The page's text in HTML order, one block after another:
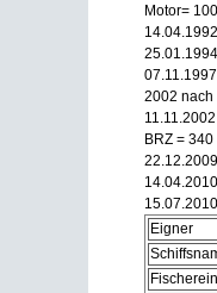
Motor=
2002 nach
BRZ = 340
Eigner